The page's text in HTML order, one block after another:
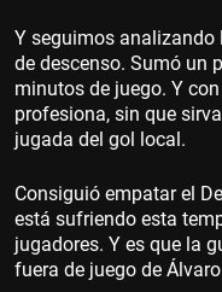
Y seguimos analizando
de descenso. Sumó un
minutos de juego. Y
profesiona, sin que
jugada del gol local.
Consiguió empatar el
está sufriendo esta
jugadores. Y es que la
fuera de juego de